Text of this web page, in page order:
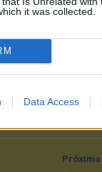
it was collected.
Data Access